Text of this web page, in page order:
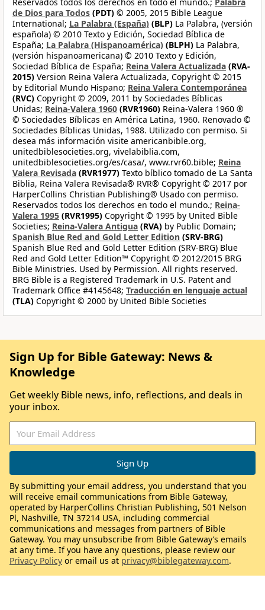
de Dios para Todos (PDT) © 2005, 2015 Bible League
International; La Palabra (España) (BLP) La Palabra, (versión
española) © 2010 Texto y Edición, Sociedad Bíblica de
España; La Palabra (Hispanoamérica) (BLPH) La Palabra,
(versión hispanoamericana) © 2010 Texto y Edición,
Sociedad Bíblica de España; Reina Valera Actualizada (RVA-
2015) Version Reina Valera Actualizada, Copyright © 2015
by Editorial Mundo Hispano; Reina Valera Contemporánea
(RVC) Copyright © 2009, 2011 by Sociedades Bíblicas
Unidas; Reina-Valera 1960 (RVR1960) Reina-Valera 1960 ®
© Sociedades Bíblicas en América Latina, 1960. Renovado ©
Sociedades Bíblicas Unidas, 1988. Utilizado con permiso. Si
desea más información visite americanbible.org,
unitedbiblesocieties.org, vivelabiblia.com,
unitedbiblesocieties.org/es/casa/, www.rvr60.bible; Reina
Valera Revisada (RVR1977) Texto bíblico tomado de La Santa
Biblia, Reina Valera Revisada® RVR® Copyright © 2017 por
HarperCollins Christian Publishing® Usado con permiso.
Reservados todos los derechos en todo el mundo.; Reina-
Valera 1995 (RVR1995) Copyright © 1995 by United Bible
Societies; Reina-Valera Antigua (RVA) by Public Domain;
Spanish Blue Red and Gold Letter Edition (SRV-BRG)
Spanish Blue Red and Gold Letter Edition (SRV-BRG) Blue
Red and Gold Letter Edition™ Copyright © 2012/2015 BRG
Bible Ministries. Used by Permission. All rights reserved.
BRG Bible is a Registered Trademark in U.S. Patent and
Trademark Office #4145648; Traducción en lenguaje actual
(TLA) Copyright © 2000 by United Bible Societies
Sign Up for Bible Gateway: News &
Knowledge
Get weekly Bible news, info, reflections, and deals in
your inbox.
By submitting your email address, you understand that you
will receive email communications from Bible Gateway,
operated by HarperCollins Christian Publishing, 501 Nelson
Pl, Nashville, TN 37214 USA, including commercial
communications and messages from partners of Bible
Gateway. You may unsubscribe from Bible Gateway’s emails
at any time. If you have any questions, please review our
Privacy Policy or email us at privacy@biblegateway.com.